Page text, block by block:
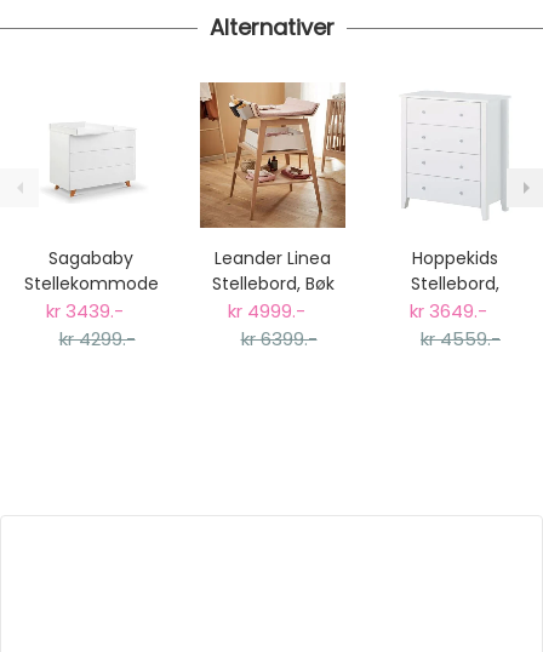
Alternativer
Sagababy
Stellekommode
Emma, Hvit Tre
kr 3439.-
kr 4299.-
Leander Linea
Stellebord, Bøk
kr 4999.-
kr 6399.-
Hoppekids
Stellebord,
Christian (uten
stelletopp)
kr 3649.-
kr 4559.-